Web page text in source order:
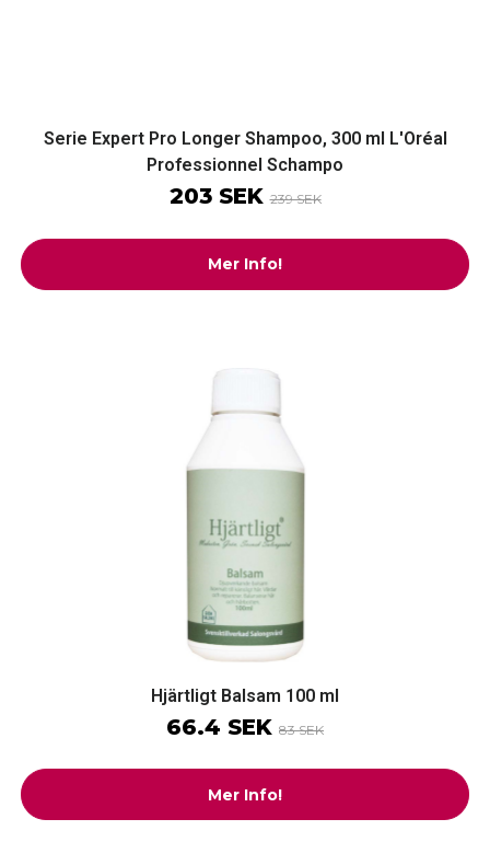
Serie Expert Pro Longer Shampoo, 300 ml L'Oréal
Professionnel Schampo
203 SEK239 SEK
Mer Info!
Hjärtligt Balsam 100 ml
66.4 SEK 83 SEK
Mer Info!